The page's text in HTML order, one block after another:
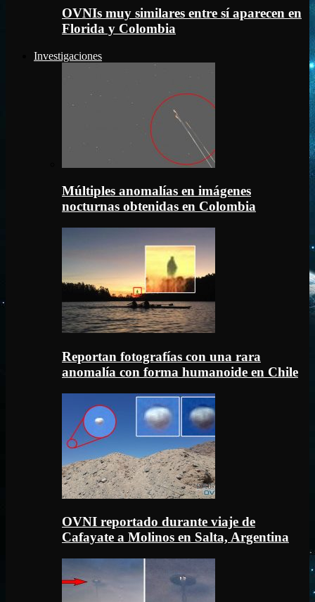
OVNIs muy similares entre sí aparecen en
Florida y Colombia
Investigaciones
Múltiples anomalías en imágenes
nocturnas obtenidas en Colombia
Reportan fotografías con una rara
anomalía con forma humanoide en Chile
OVNI reportado durante viaje de
Cafayate a Molinos en Salta, Argentina